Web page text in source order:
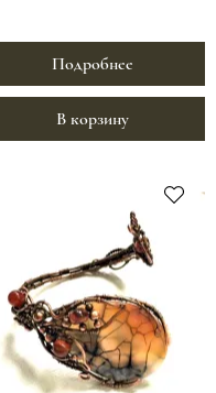
Подробнее
В корзину